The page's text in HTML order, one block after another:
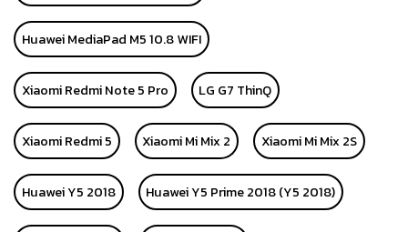
Huawei MediaPad M5 10.8 WIFI
Xiaomi Redmi Note 5 Pro LG G7 ThinQ
Xiaomi Redmi 5 Xiaomi Mi Mix 2 Xiaomi Mi Mix 2S
Huawei Y5 2018 Huawei Y5 Prime 2018 (Y5 2018)